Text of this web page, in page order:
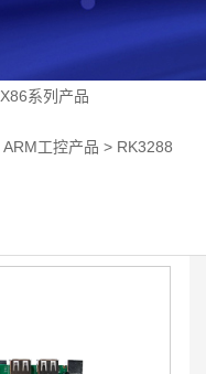
X86系列产品
ARM工控产品 > RK3288